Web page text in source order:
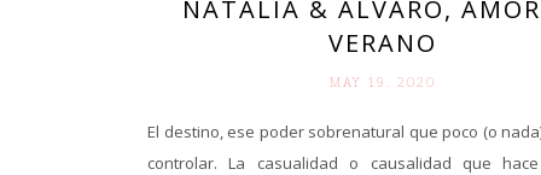
NATALIA & ÁLVARO,
VERANO
MAY 19. 2020
El destino, ese poder sobrenatural que poco (o
controlar. La casualidad o causalidad que